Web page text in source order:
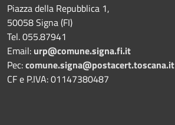
Piazza della Repubblica 1,
50058 Signa (FI)
Tel. 055.87941
Email: urp@comune.signa.fi.it
Pec:comune.signa@postacert.toscana.it
CF e P.IVA: 01147380487